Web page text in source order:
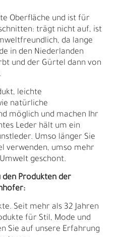
Oberfläche und ist für
trägt nicht auf, ist
da lange
in den Niederlanden
und der Gürtel dann von
leichte
natürliche
möglich und machen Ihr
Leder hält um ein
Umso länger Sie
verwenden, umso mehr
geschont.
Produkten der
Seit mehr als 32 Jahren
für Stil, Mode und
Sie auf unsere Erfahrung